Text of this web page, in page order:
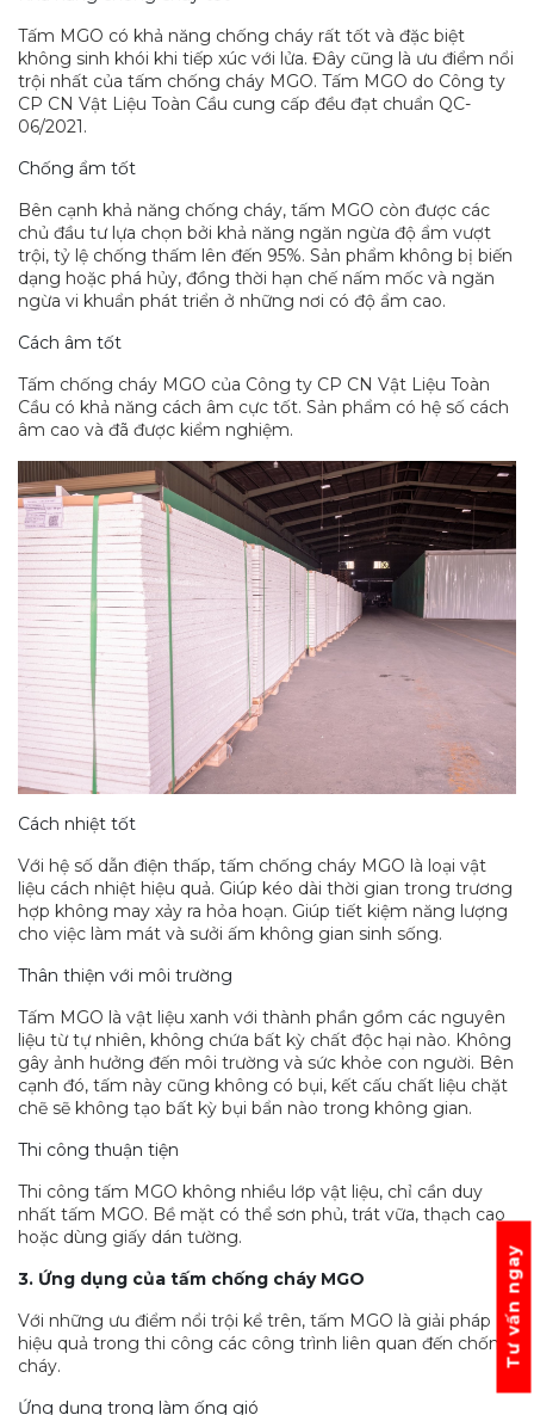
Tấm MGO có khả năng chống cháy rất tốt và đặc biệt
không sinh khói khi tiếp xúc với lửa. Đây cũng là ưu điểm nổi
trội nhất của tấm chống cháy MGO. Tấm MGO do Công ty
CP CN Vật Liệu Toàn Cầu cung cấp đều đạt chuẩn QC-
06/2021.
Chống ẩm tốt
Bên cạnh khả năng chống cháy, tấm MGO còn được các
chủ đầu tư lựa chọn bởi khả năng ngăn ngừa độ ẩm vượt
trội, tỷ lệ chống thấm lên đến 95%. Sản phẩm không bị biến
dạng hoặc phá hủy, đồng thời hạn chế nấm mốc và ngăn
ngừa vi khuẩn phát triển ở những nơi có độ ẩm cao.
Cách âm tốt
Tấm chống cháy MGO của Công ty CP CN Vật Liệu Toàn
Cầu có khả năng cách âm cực tốt. Sản phẩm có hệ số cách
âm cao và đã được kiểm nghiệm.
Cách nhiệt tốt
Với hệ số dẫn điện thấp, tấm chống cháy MGO là loại vật
liệu cách nhiệt hiệu quả. Giúp kéo dài thời gian trong trương
hợp không may xảy ra hỏa hoạn. Giúp tiết kiệm năng lượng
cho việc làm mát và sưởi ấm không gian sinh sống.
Thân thiện với môi trường
Tấm MGO là vật liệu xanh với thành phần gồm các nguyên
liệu từ tự nhiên, không chứa bất kỳ chất độc hại nào. Không
gây ảnh hưởng đến môi trường và sức khỏe con người. Bên
cạnh đó, tấm này cũng không có bụi, kết cấu chất liệu chặt
chẽ sẽ không tạo bất kỳ bụi bẩn nào trong không gian.
Thi công thuận tiện
Thi công tấm MGO không nhiều lớp vật liệu, chỉ cần duy
nhất tấm MGO. Bề mặt có thể sơn phủ, trát vữa, thạch cao
hoặc dùng giấy dán tường.
3. Ứng dụng của tấm chống cháy MGO
Với những ưu điểm nổi trội kể trên, tấm MGO là giải pháp
hiệu quả trong thi công các công trình liên quan đến chống
cháy.
Ứng dụng trong làm ống gió
Tư vấn ngay